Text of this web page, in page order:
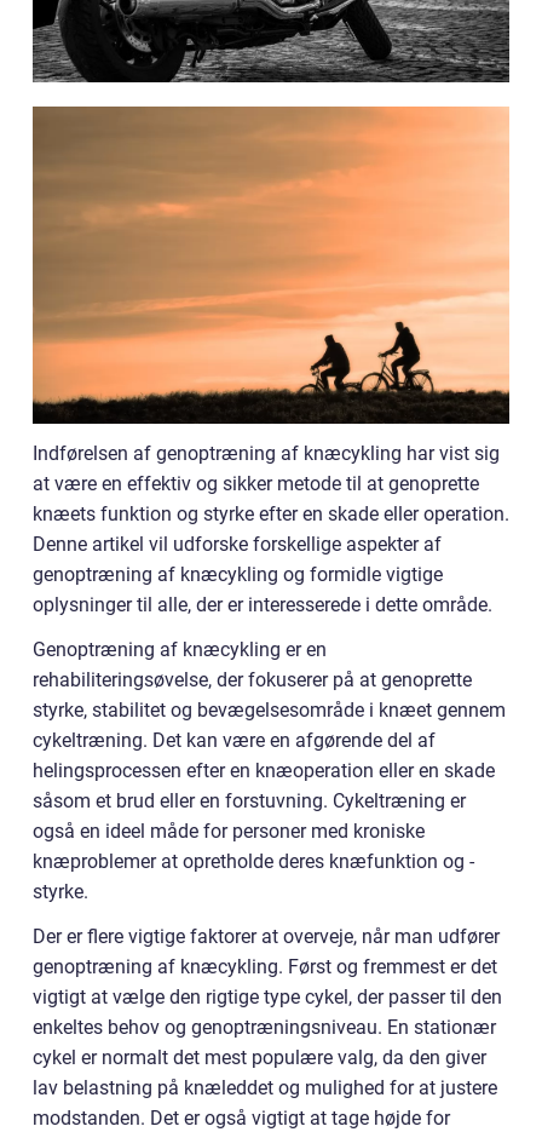
Indførelsen af genoptræning af knæcykling har vist sig
at være en effektiv og sikker metode til at genoprette
knæets funktion og styrke efter en skade eller operation.
Denne artikel vil udforske forskellige aspekter af
genoptræning af knæcykling og formidle vigtige
oplysninger til alle, der er interesserede i dette område.
Genoptræning af knæcykling er en
rehabiliteringsøvelse, der fokuserer på at genoprette
styrke, stabilitet og bevægelsesområde i knæet gennem
cykeltræning. Det kan være en afgørende del af
helingsprocessen efter en knæoperation eller en skade
såsom et brud eller en forstuvning. Cykeltræning er
også en ideel måde for personer med kroniske
knæproblemer at opretholde deres knæfunktion og -
styrke.
Der er flere vigtige faktorer at overveje, når man udfører
genoptræning af knæcykling. Først og fremmest er det
vigtigt at vælge den rigtige type cykel, der passer til den
enkeltes behov og genoptræningsniveau. En stationær
cykel er normalt det mest populære valg, da den giver
lav belastning på knæleddet og mulighed for at justere
modstanden. Det er også vigtigt at tage højde for